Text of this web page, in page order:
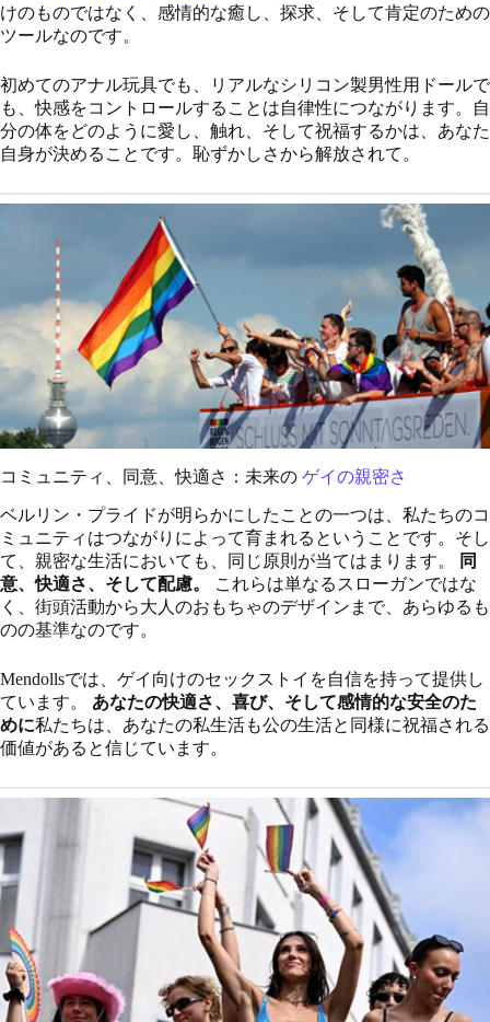
けのものではなく、感情的な癒し、探求、そして肯定のための
ツールなのです。
初めてのアナル玩具でも、リアルなシリコン製男性用ドールで
も、快感をコントロールすることは自律性につながります。自
分の体をどのように愛し、触れ、そして祝福するかは、あなた
自身が決めることです。恥ずかしさから解放されて。
コミュニティ、同意、快適さ：未来の ゲイの親密さ
ベルリン・プライドが明らかにしたことの一つは、私たちのコ
ミュニティはつながりによって育まれるということです。そし
て、親密な生活においても、同じ原則が当てはまります。
同
意、快適さ、そして配慮。
これらは単なるスローガンではな
く、街頭活動から大人のおもちゃのデザインまで、あらゆるも
のの基準なのです。
Mendollsでは、ゲイ向けのセックストイを自信を持って提供し
ています。 あなたの快適さ、喜び、そして感情的な安全のた
めに私たちは、あなたの私生活も公の生活と同様に祝福される
価値があると信じています。